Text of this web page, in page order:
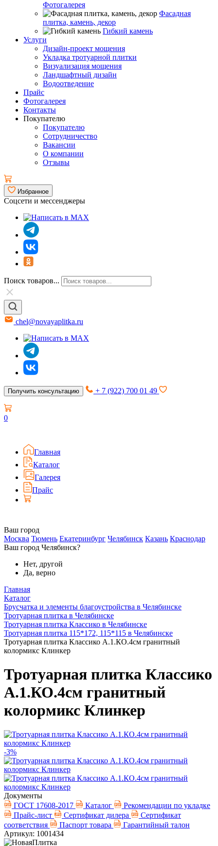
Фотогалерея
Фасадная
плитка, камень, декор
Гибкий камень
Услуги
Дизайн-проект мощения
Укладка тротуарной плитки
Визуализация мощения
Ландшафтный дизайн
Водоотведение
Прайс
Фотогалерея
Контакты
Покупателю
Покупателю
Сотрудничество
Вакансии
О компании
Отзывы
Избранное
Соцсети и мессенджеры
Поиск товаров...
chel@novayaplitka.ru
Получить консультацию + 7 (922) 700 01 49
0
Главная
Каталог
Галерея
Прайс
Ваш город
Москва Тюмень Екатеринбург Челябинск Казань Краснодар
Ваш город Челябинск?
Нет, другой
Да, верно
Главная
Каталог
Брусчатка и элементы благоустройства в Челябинске
Тротуарная плитка в Челябинске
Тротуарная плитка Классико в Челябинске
Тротуарная плитка 115*172, 115*115 в Челябинске
Тротуарная плитка Классико А.1.КО.4см гранитный
колормикс Клинкер
Тротуарная плитка Классико
А.1.КО.4см гранитный
колормикс Клинкер
-3%
Документы
ГОСТ 17608-2017
Каталог
Рекомендации по укладке
Прайс-лист
Сертификат дилера
Сертификат
соответствия
Паспорт товара
Гарантийный талон
Артикул: 1001434